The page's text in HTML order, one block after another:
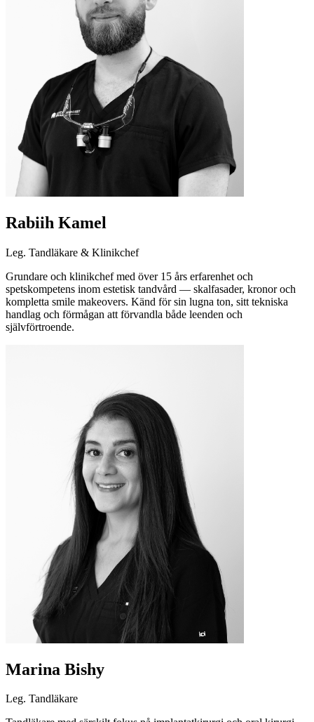
Rabiih Kamel
Leg. Tandläkare & Klinikchef
Grundare och klinikchef med över 15 års erfarenhet och
spetskompetens inom estetisk tandvård — skalfasader, kronor och
kompletta smile makeovers. Känd för sin lugna ton, sitt tekniska
handlag och förmågan att förvandla både leenden och
självförtroende.
Marina Bishy
Leg. Tandläkare